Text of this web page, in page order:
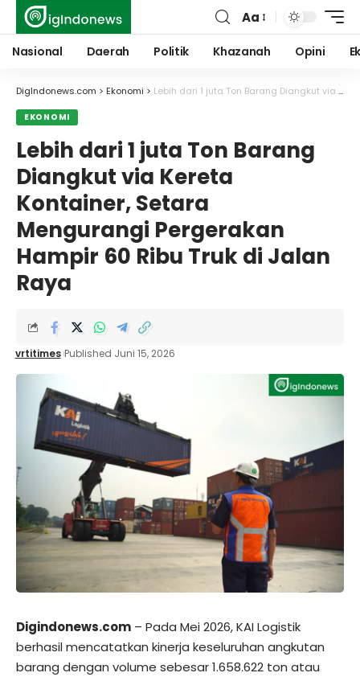
Font
Resizer
Aa
Nasional Daerah Politik Khazanah Opini
DigIndonews.com > Ekonomi > Lebih dari 1 juta Ton Barang Diangkut via Kereta Kontainer, Setara Mengurangi Pergerakan Hampir 60 Ribu Truk di Jalan Raya
EKONOMI
Lebih dari 1 juta Ton Barang
Diangkut via Kereta
Kontainer, Setara
Mengurangi Pergerakan
Hampir 60 Ribu Truk di Jalan
Raya
vrtitimes Published Juni 15, 2026
Digindonews.com – Pada Mei 2026, KAI Logistik
berhasil mencatatkan kinerja keseluruhan angkutan
barang dengan volume sebesar 1.658.622 ton atau